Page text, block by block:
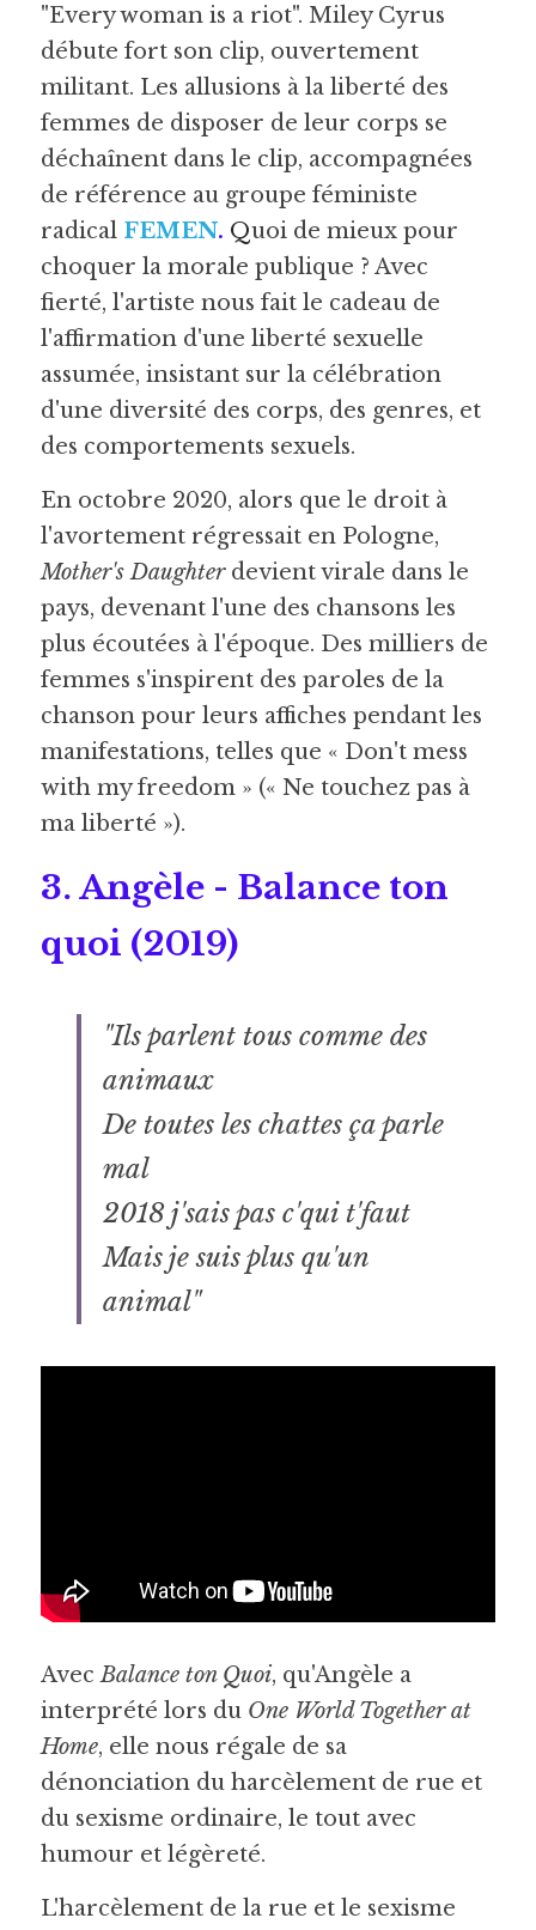
"Every woman is a riot". Miley Cyrus
débute fort son clip, ouvertement
militant. Les allusions à la liberté des
femmes de disposer de leur corps se
déchaînent dans le clip, accompagnées
de référence au groupe féministe
radical FEMEN. Quoi de mieux pour
choquer la morale publique ? Avec
fierté, l'artiste nous fait le cadeau de
l'affirmation d'une liberté sexuelle
assumée, insistant sur la célébration
d'une diversité des corps, des genres, et
des comportements sexuels.
En octobre 2020, alors que le droit à
Mother's Daughter devient virale dans le
pays, devenant l'une des chansons les
plus écoutées à l'époque. Des milliers de
femmes s'inspirent des paroles de la
chanson pour leurs affiches pendant les
manifestations, telles que « Don't mess
with my freedom » (« Ne touchez pas à
ma liberté »).
3. Angèle - Balance ton
quoi (2019)
"Ils parlent tous comme des
animaux
De toutes les chattes ça parle
mal
2018 j'sais pas c'qui t'faut
Mais je suis plus qu'un
animal"
Avec Balance ton Quoi, qu'Angèle a
interprété lors du One World Together at
Home, elle nous régale de sa
dénonciation du harcèlement de rue et
du sexisme ordinaire, le tout avec
humour et légèreté.
L'harcèlement de la rue et le sexisme